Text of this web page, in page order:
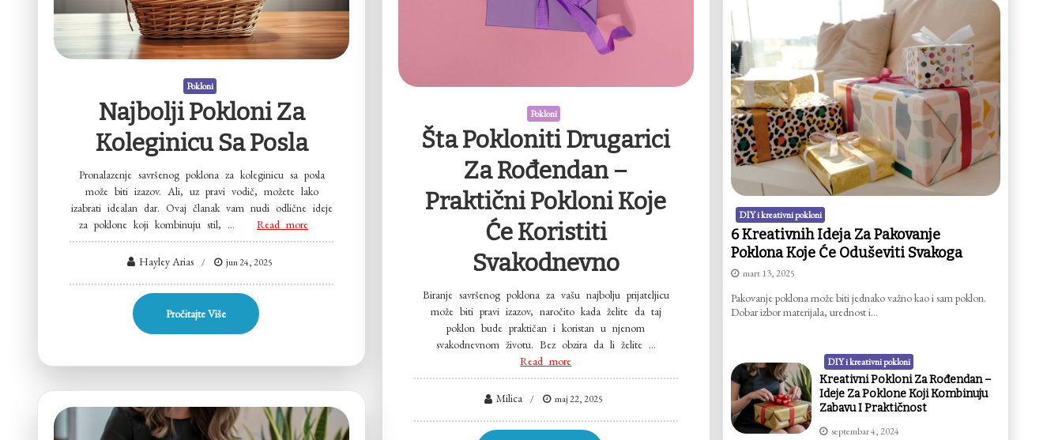
Pokloni
Najbolji Pokloni Za
Koleginicu Sa Posla
Pronalazenje savršenog poklona za koleginicu sa posla
može biti izazov. Ali, uz pravi vodič, možete lako
izabrati idealan dar. Ovaj članak vam nudi odlične ideje
za poklone koji kombinuju stil, …
Read more
Hayley Arias jun 24, 2025
Pročitajte Više
Pokloni
Šta Pokloniti Drugarici
Za Rođendan –
Praktični Pokloni Koje
Će Koristiti
Svakodnevno
Biranje savršenog poklona za vašu najbolju prijateljicu
može biti pravi izazov, naročito kada želite da taj
poklon bude praktičan i koristan u njenom
svakodnevnom životu. Bez obzira da li želite …
Read more
Milica maj 22, 2025
DIY i kreativni pokloni
6 Kreativnih Ideja Za Pakovanje
Poklona Koje Će Oduševiti Svakoga
mart 13, 2025
Pakovanje poklona može biti jednako važno kao i sam poklon.
Dobar izbor materijala, urednost i…
DIY i kreativni pokloni
Kreativni Pokloni Za Rođendan –
Ideje Za Poklone Koji Kombinuju
Zabavu I Praktičnost
septembar 4, 2024